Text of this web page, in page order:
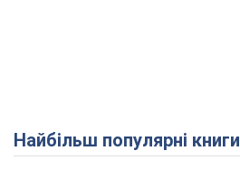
Найбільш популярні книги